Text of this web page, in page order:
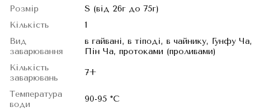
Розмір
S (від 26г до 75г)
Кількість
1
Вид
заварювання
в гайвані, в тіподі, в чайнику, Гунфу Ча,
Пін Ча, протоками (проливами)
Кількість
заварювань
7+
Температура
води
90-95 °C